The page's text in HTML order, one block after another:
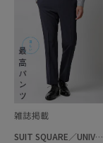
SUIT SQUARE／UNIVERSAL LANGUAGE